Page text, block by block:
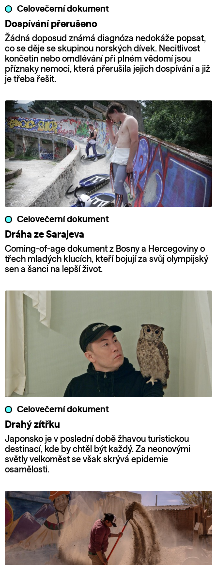
Celovečerní dokument
Dospívání přerušeno
Žádná doposud známá diagnóza nedokáže popsat,
co se děje se skupinou norských dívek. Necitlivost
končetin nebo omdlévání při plném vědomí jsou
příznaky nemoci, která přerušila jejich dospívání a již
je třeba řešit.
Celovečerní dokument
Dráha ze Sarajeva
Coming-of-age dokument z Bosny a Hercegoviny o
třech mladých klucích, kteří bojují za svůj olympijský
sen a šanci na lepší život.
Celovečerní dokument
Drahý zítřku
Japonsko je v poslední době žhavou turistickou
destinací, kde by chtěl být každý. Za neonovými
světly velkoměst se však skrývá epidemie
osamělosti.